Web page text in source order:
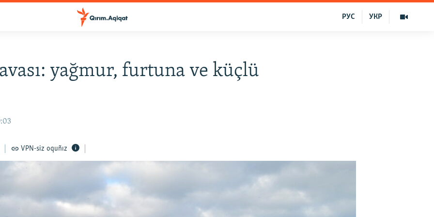
УКР
РУС
avası: yağmur, furtuna ve küçlü
VPN-siz oquñız